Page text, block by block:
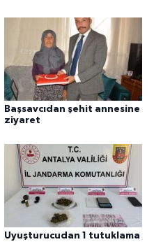
Başsavcıdan şehit annesine
ziyaret
Uyuşturucudan 1 tutuklama